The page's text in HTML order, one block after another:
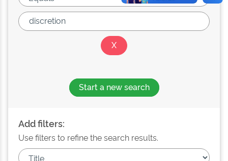
Start a new search
Add filters:
Use filters to refine the search results.